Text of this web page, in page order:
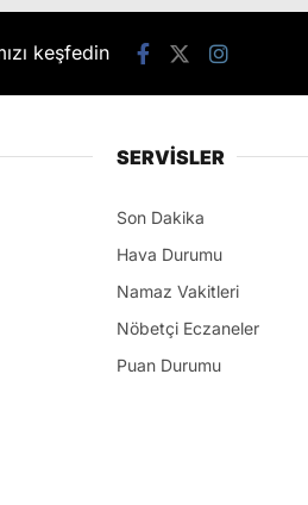
keşfedin
SERVİSLER
Son Dakika
Hava Durumu
Namaz Vakitleri
Nöbetçi Eczaneler
Puan Durumu